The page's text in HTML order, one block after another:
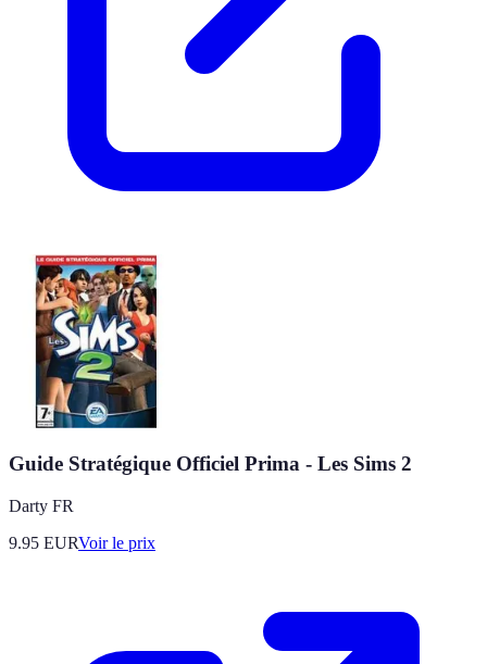
Guide Stratégique Officiel Prima - Les Sims 2
Darty FR
9.95 EURVoir le prix